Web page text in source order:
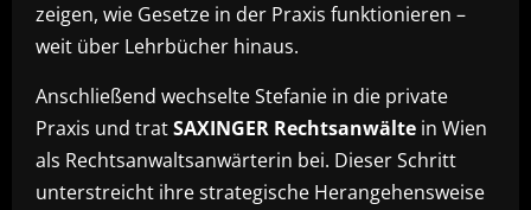
zeigen, wie Gesetze in der Praxis funktionieren –
weit über Lehrbücher hinaus.
Anschließend wechselte Stefanie in die private
Praxis und tratSAXINGER Rechtsanwälte in Wien
als Rechtsanwaltsanwärterin bei. Dieser Schritt
unterstreicht ihre strategische Herangehensweise